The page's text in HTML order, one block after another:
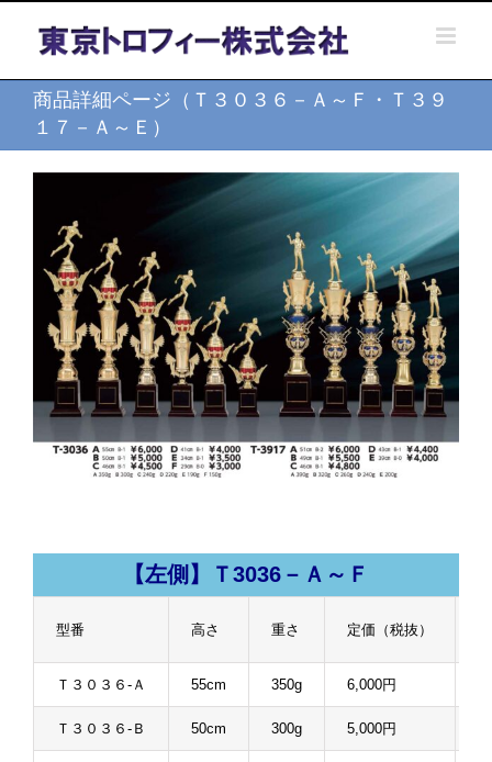
content
商品詳細ページ（Ｔ３０３６－Ａ～Ｆ・Ｔ３９
１７－Ａ～Ｅ）
【左側】Ｔ3036－Ａ～Ｆ
型番 高さ 重さ 定価（税抜）
Ｔ３０３６-Ａ 55cm 350g 6,000円
Ｔ３０３６-Ｂ 50cm 300g 5,000円